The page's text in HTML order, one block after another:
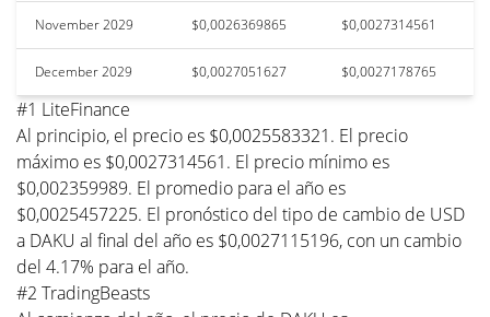
November 2029 $0,0026369865 $0,0027314561
December 2029 $0,0027051627 $0,0027178765
#1 LiteFinance
Al principio, el precio es $0,0025583321. El precio
máximo es $0,0027314561. El precio mínimo es
$0,002359989. El promedio para el año es
$0,0025457225. El pronóstico del tipo de cambio de USD
a DAKU al final del año es $0,0027115196, con un cambio
del 4.17% para el año.
#2 TradingBeasts